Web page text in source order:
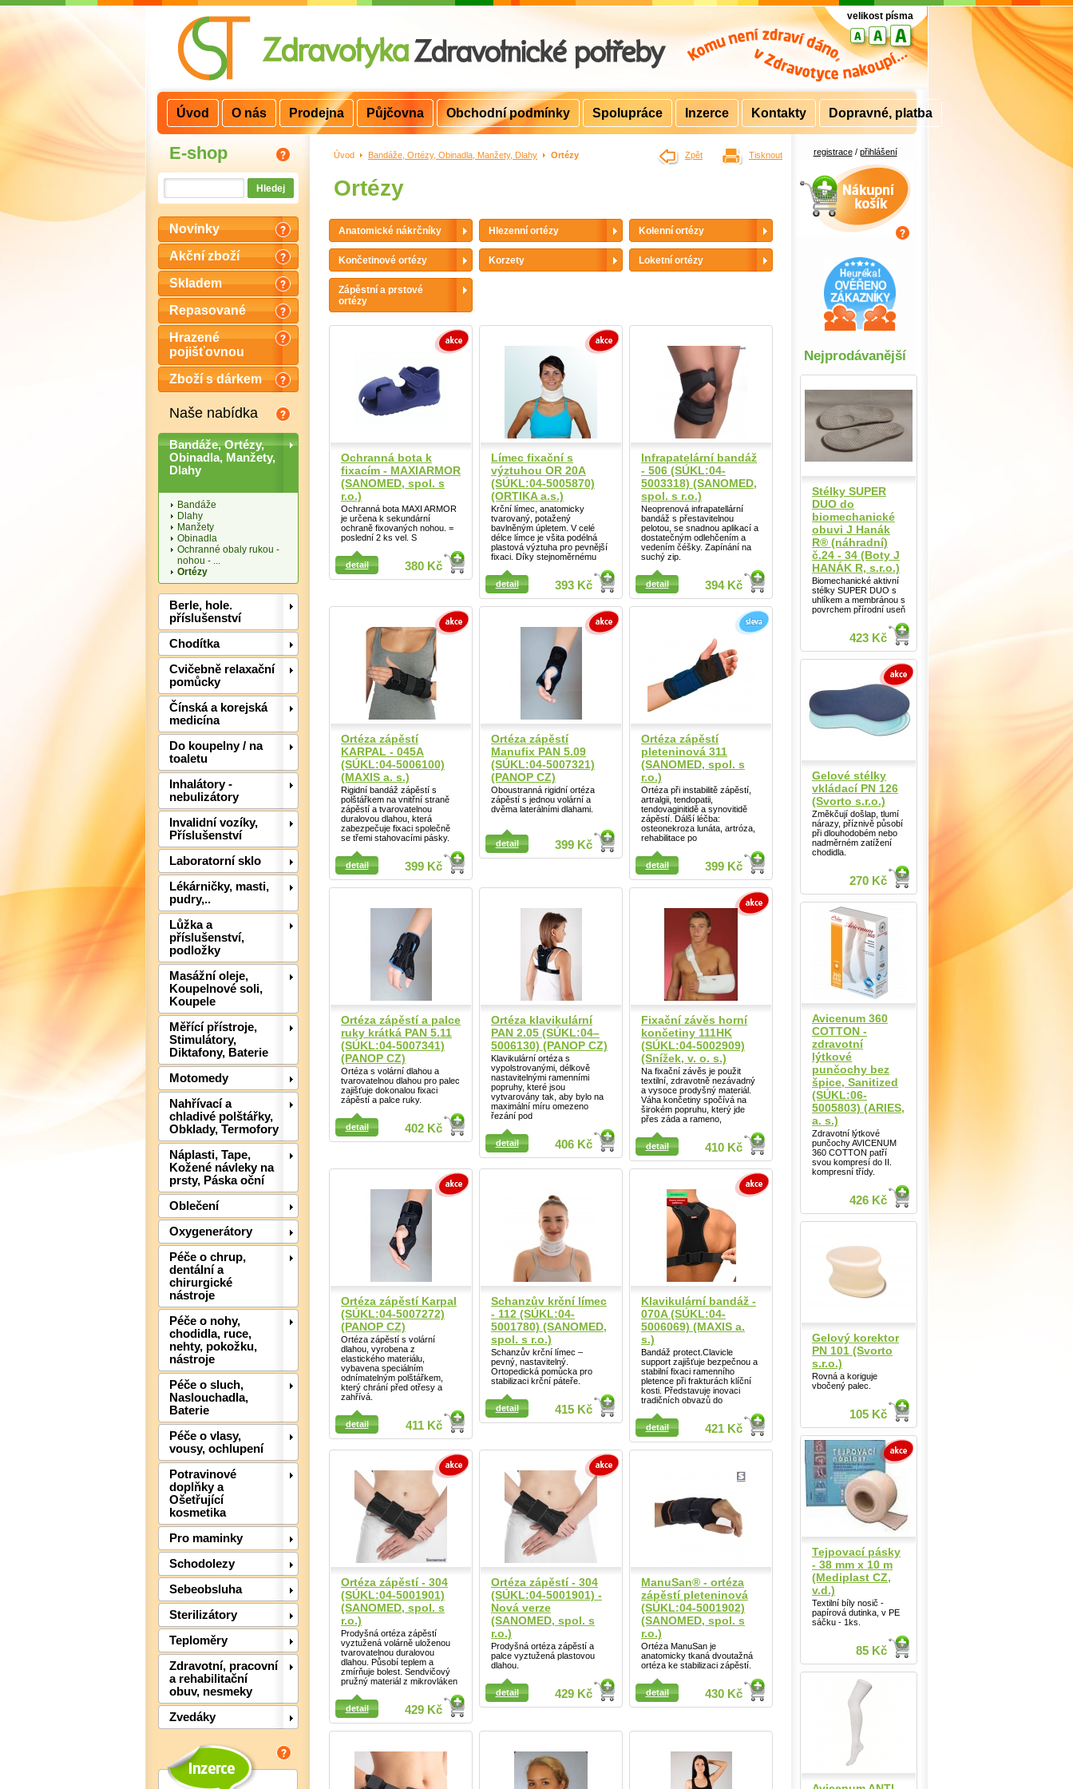
E-shop
Novinky
Akční zboží
Skladem
Repasované
Hrazené
pojišťovnou
Zboží s dárkem
Naše nabídka
Bandáže, Ortézy,
Obinadla, Manžety,
Dlahy
Bandáže
Dlahy
Manžety
Obinadla
Ochranné obaly rukou -
nohou - ...
Ortézy
Berle, hole.
příslušenství
Chodítka
Cvičebně relaxační
pomůcky
Čínská a korejská
medicína
Do koupelny / na
toaletu
Inhalátory -
nebulizátory
Invalidní vozíky,
Příslušenství
Laboratorní sklo
Lékárničky, masti,
pudry,..
Lůžka a
příslušenství,
podložky
Masážní oleje,
Koupelnové soli,
Koupele
Měřící přístroje,
Stimulátory,
Diktafony, Baterie
Motomedy
Nahřívací a
chladivé polštářky,
Obklady, Termofory
Náplasti, Tape,
Kožené návleky na
prsty, Páska oční
Oblečení
Oxygenerátory
Péče o chrup,
dentální a
chirurgické
nástroje
Péče o nohy,
chodidla, ruce,
nehty, pokožku,
nástroje
Péče o sluch,
Naslouchadla,
Baterie
Péče o vlasy,
vousy, ochlupení
Potravinové
doplňky a
Ošetřující
kosmetika
Pro maminky
Schodolezy
Sebeobsluha
Sterilizátory
Teploměry
Zdravotní, pracovní
a rehabilitační
obuv, nesmeky
Zvedáky
Úvod > Bandáže, Ortézy, Obinadla, Manžety, Dlahy > Ortézy
Ortézy
Anatomické nákrčníky Hlezenní ortézy Kolenní ortézy
Končetinové ortézy Korzety Loketní ortézy
Zápěstní a prstové
ortézy
Ochranná bota k
fixacím - MAXIARMOR
(SANOMED, spol. s
r.o.)
Ochranná bota MAXI ARMOR
je určena k sekundární
ochraně fixovaných nohou. =
poslední 2 ks vel. S
380 Kč
detail
Límec fixační s
výztuhou OR 20A
(SÚKL:04-5005870)
(ORTIKA a.s.)
Krční límec, anatomicky
tvarovaný, potažený
bavlněným úpletem. V celé
délce límce je všita podélná
plastová výztuha pro pevnější
fixaci. Díky stejnoměrnému
393 Kč
Detail
detail
Infrapatelární bandáž
- 506 (SÚKL:04-
5003318) (SANOMED,
spol. s r.o.)
Neoprenová infrapatellární
bandáž s přestavitelnou
pelotou, se snadnou aplikací a
dostatečným odlehčením a
vedením čéšky. Zapínání na
suchý zip.
394 Kč
Detail
detail
Ortéza zápěstí
KARPAL - 045A
(SÚKL:04-5006100)
(MAXIS a. s.)
Rigidní bandáž zápěstí s
polštářkem na vnitřní straně
zápěstí a tvarovatelnou
duralovou dlahou, která
zabezpečuje fixaci společně
se třemi stahovacími pásky.
399 Kč
detail
Ortéza zápěstí
Manufix PAN 5.09
(SÚKL:04-5007321)
(PANOP CZ)
Oboustranná rigidní ortéza
zápěstí s jednou volární a
dvěma laterálními dlahami.
399 Kč
Detail
detail
Ortéza zápěstí
pleteninová 311
(SANOMED, spol. s
r.o.)
Ortéza při instabilitě zápěstí,
artralgii, tendopatii,
tendovaginitidě a synovitidě
zápěstí. Dálší léčba:
osteonekroza lunáta, artróza,
rehabilitace po
399 Kč
Detail
detail
Ortéza zápěstí a palce
ruky krátká PAN 5.11
(SÚKL:04-5007341)
(PANOP CZ)
Ortéza s volární dlahou a
tvarovatelnou dlahou pro palec
zajišťuje dokonalou fixaci
zápěstí a palce ruky.
402 Kč
detail
Ortéza klavikulární
PAN 2.05 (SÚKL:04–
5006130) (PANOP CZ)
Klavikulární ortéza s
vypolstrovanými, délkově
nastavitelnými ramenními
popruhy, které jsou
vytvarovány tak, aby bylo na
maximální míru omezeno
řezání pod
406 Kč
Detail
detail
Fixační závěs horní
končetiny 111HK
(SÚKL:04-5002909)
(Snížek, v. o. s.)
Na fixační závěs je použit
textilní, zdravotně nezávadný
a vysoce prodyšný materiál.
Váha končetiny spočívá na
širokém popruhu, který jde
přes záda a rameno,
410 Kč
Detail
detail
Ortéza zápěstí Karpal
(SÚKL:04-5007272)
(PANOP CZ)
Ortéza zápěstí s volární
dlahou, vyrobena z
elastického materiálu,
vybavena speciálním
odnímatelným polštářkem,
který chrání před otřesy a
zahřívá.
411 Kč
detail
Schanzův krční límec
- 112 (SÚKL:04-
5001780) (SANOMED,
spol. s r.o.)
Schanzův krční límec –
pevný, nastavitelný.
Ortopedická pomůcka pro
stabilizaci krční páteře.
415 Kč
Detail
detail
Klavikulární bandáž -
070A (SÚKL:04-
5006069) (MAXIS a.
s.)
Bandáž protect.Clavicle
support zajišťuje bezpečnou a
stabilní fixaci ramenního
pletence při frakturách klíční
kosti. Představuje inovaci
tradičních obvazů do
421 Kč
Detail
detail
Ortéza zápěstí - 304
(SÚKL:04-5001901)
(SANOMED, spol. s
r.o.)
Prodyšná ortéza zápěstí
vyztužená volárně uloženou
tvarovatelnou duralovou
dlahou. Působí teplem a
zmírňuje bolest. Sendvičový
pružný materiál z mikrovláken
429 Kč
detail
Ortéza zápěstí - 304
(SÚKL:04-5001901) -
Nová verze
(SANOMED, spol. s
r.o.)
Prodyšná ortéza zápěstí a
palce vyztužená plastovou
dlahou.
429 Kč
Detail
detail
ManuSan® - ortéza
zápěstí pleteninová
(SÚKL:04-5001902)
(SANOMED, spol. s
r.o.)
Ortéza ManuSan je
anatomicky tkaná dvoutažná
ortéza ke stabilizaci zápěstí.
430 Kč
Detail
detail
registrace/ přihlášení
Nákupní košík
velikost písma
Tisknout
Zpět
Nejprodávanější
Stélky SUPER
DUO do
biomechanické
obuvi J Hanák
R® (náhradní)
č.24 - 34 (Boty J
HANÁK R, s.r.o.)
Biomechanické aktivní
stélky SUPER DUO s
uhlíkem a membránou s
povrchem přírodní useň
423 Kč
Gelové stélky
vkládací PN 126
(Svorto s.r.o.)
Změkčují došlap, tlumí
nárazy, příznivě působí
při dlouhodobém nebo
nadměrném zatížení
chodidla.
270 Kč
Avicenum 360
COTTON -
zdravotní
lýtkové
punčochy bez
špice, Sanitized
(SÚKL:06-
5005803) (ARIES,
a. s.)
Zdravotní lýtkové
punčochy AVICENUM
360 COTTON patří
svou kompresí do II.
kompresní třídy.
426 Kč
Gelový korektor
PN 101 (Svorto
s.r.o.)
Rovná a koriguje
vbočený palec.
105 Kč
Detail
Tejpovací pásky
- 38 mm x 10 m
(Mediplast CZ,
v.d.)
Textilní bíly nosič -
papírová dutinka, v PE
sáčku - 1ks.
85 Kč
Detail
Úvod O nás Prodejna Půjčovna Obchodní podmínky Spolupráce Inzerce Kontakty Dopravné, platba